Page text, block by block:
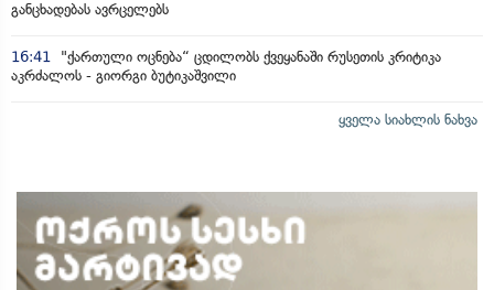
განცხადებას ავრცელებს
16:41
"ქართული ოცნება“ ცდილობს ქვეყანაში რუსეთის კრიტიკა
აკრძალოს - გიორგი ბუტიკაშვილი
ყველა სიახლის ნახვა